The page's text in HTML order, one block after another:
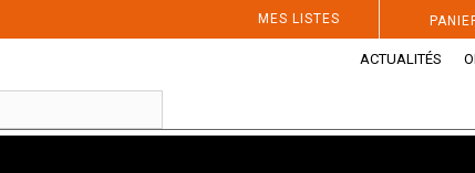
MES LISTES
ACTUALITÉS